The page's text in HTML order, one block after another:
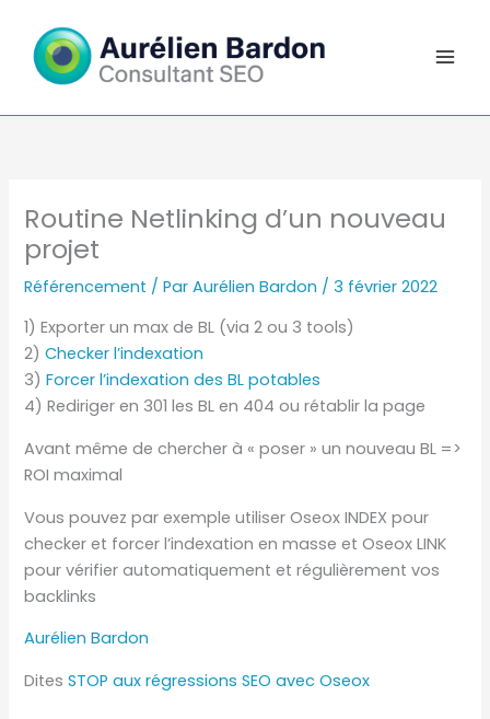
contenu
Routine Netlinking d’un nouveau
projet
Référencement / ParAurélien Bardon / 3 février 2022
1) Exporter un max de BL (via 2 ou 3 tools)
2)Checker l’indexation
3)Forcer l’indexation des BL potables
4) Rediriger en 301 les BL en 404 ou rétablir la page
Avant même de chercher à « poser » un nouveau BL =>
ROI maximal
Vous pouvez par exemple utiliser Oseox INDEX pour
checker et forcer l’indexation en masse et Oseox LINK
pour vérifier automatiquement et régulièrement vos
backlinks
Aurélien Bardon
DitesSTOP aux régressions SEO avec Oseox